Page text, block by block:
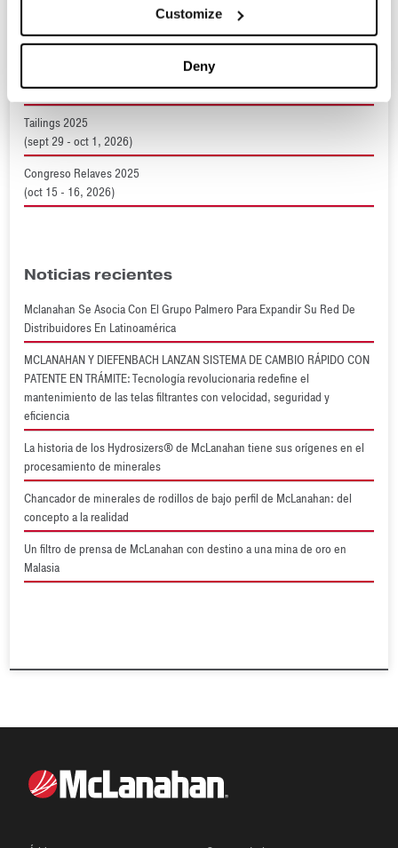
Customize
Deny
Próximos Eventos
(sept 9 - 11, 2026)
Tailings 2025
(sept 29 - oct 1, 2026)
Congreso Relaves 2025
(oct 15 - 16, 2026)
Noticias recientes
Mclanahan Se Asocia Con El Grupo Palmero Para Expandir Su Red De
Distribuidores En Latinoamérica
MCLANAHAN Y DIEFENBACH LANZAN SISTEMA DE CAMBIO RÁPIDO CON
PATENTE EN TRÁMITE: Tecnología revolucionaria redefine el
mantenimiento de las telas filtrantes con velocidad, seguridad y
eficiencia
La historia de los Hydrosizers® de McLanahan tiene sus orígenes en el
procesamiento de minerales
Chancador de minerales de rodillos de bajo perfil de McLanahan: del
concepto a la realidad
Un filtro de prensa de McLanahan con destino a una mina de oro en
Malasia